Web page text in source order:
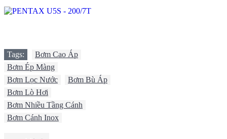
Tags: Bơm Cao Áp
Bơm Ép Màng
Bơm Lọc Nước
Bơm Bù Áp
Bơm Lò Hơi
Bơm Nhiều Tầng Cánh
Bơm Cánh Inox